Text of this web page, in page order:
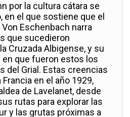
por la cultura cátara se
en el que sostiene que el
Eschenbach narra
que sucedieron
Cruzada Albigense, y su
que fueron estos los
del Grial. Estas creencias
Francia en el año 1929,
de Lavelanet, desde
rutas para explorar las
y las grutas próximas a